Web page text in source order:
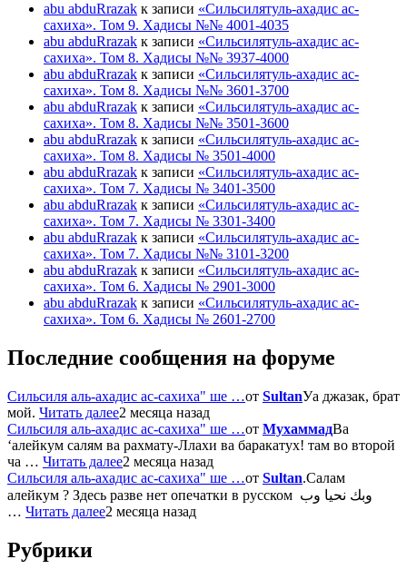
abu abduRrazak к записи «Сильсилятуль-ахадис ас-
сахиха». Том 9. Хадисы №№ 4001-4035
abu abduRrazak к записи «Сильсилятуль-ахадис ас-
сахиха». Том 8. Хадисы №№ 3937-4000
abu abduRrazak к записи «Сильсилятуль-ахадис ас-
сахиха». Том 8. Хадисы №№ 3601-3700
abu abduRrazak к записи «Сильсилятуль-ахадис ас-
сахиха». Том 8. Хадисы №№ 3501-3600
abu abduRrazak к записи «Сильсилятуль-ахадис ас-
сахиха». Том 8. Хадисы № 3501-4000
abu abduRrazak к записи «Сильсилятуль-ахадис ас-
сахиха». Том 7. Хадисы № 3401-3500
abu abduRrazak к записи «Сильсилятуль-ахадис ас-
сахиха». Том 7. Хадисы № 3301-3400
abu abduRrazak к записи «Сильсилятуль-ахадис ас-
сахиха». Том 7. Хадисы №№ 3101-3200
abu abduRrazak к записи «Сильсилятуль-ахадис ас-
сахиха». Том 6. Хадисы № 2901-3000
abu abduRrazak к записи «Сильсилятуль-ахадис ас-
сахиха». Том 6. Хадисы № 2601-2700
Последние сообщения на форуме
Сильсиля аль-ахадис ас-сахиха" ше …от SultanУа джазак, брат
мой. Читать далее2 месяца назад
Сильсиля аль-ахадис ас-сахиха" ше …от МухаммадВа
‘алейкум салям ва рахмату-Ллахи ва баракатух! там во второй
ча … Читать далее2 месяца назад
Сильсиля аль-ахадис ас-сахиха" ше …от Sultan.Салам
алейкум ? Здесь разве нет опечатки в русском وبك نحيا وب
… Читать далее2 месяца назад
Рубрики